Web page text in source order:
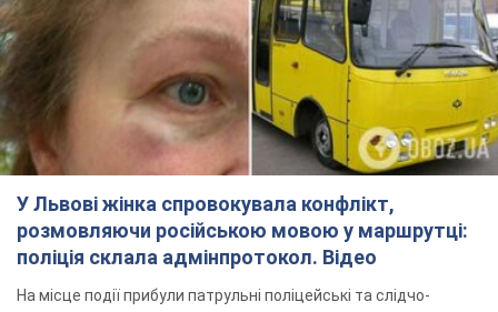
У Львові жінка спровокувала конфлікт,
розмовляючи російською мовою у маршрутці:
поліція склала адмінпротокол. Відео
На місце події прибули патрульні поліцейські та слідчо-